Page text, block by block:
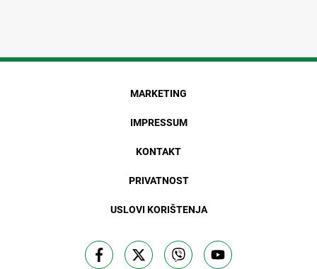
MARKETING
IMPRESSUM
KONTAKT
PRIVATNOST
USLOVI KORIŠTENJA